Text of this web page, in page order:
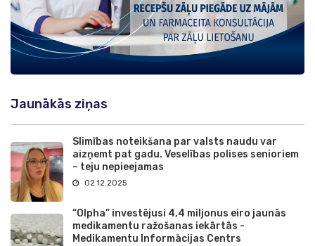
Jaunākās ziņas
Slimības noteikšana par valsts naudu var
aizņemt pat gadu. Veselības polises senioriem
– teju nepieejamas
02.12.2025
“Olpha” investējusi 4,4 miljonus eiro jaunās
medikamentu ražošanas iekārtās -
Medikamentu Informācijas Centrs